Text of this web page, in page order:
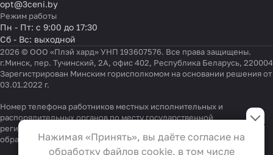
opt@3ceni.by
Режим работы
Пн - Пт: с 9:00 до 17:30
Сб - Вс: выходной
2026 © ООО «Плэй хард» УНП 193607576. Все права защищены.
г.Минск, пер. Тучинский, 2А, офис 402, Республика Беларусь, 220004
Зарегистрирован Минским горисполкомом на основании решения от
03.01.2022 г.
Номер телефона работников местных исполнительных и
распорядительных органов по месту государственной
регистрации ООО «Плэй хард», уполномоченных рассматривать
обращения покупателей:+375 17 323-41-58,+375 17 370-30-64
Настройки файлов cookie
Функциональные
Эти файлы необходимы для
Нажимая «Принять», вы даёте согласие на
обработку файлов cookie, в том числе